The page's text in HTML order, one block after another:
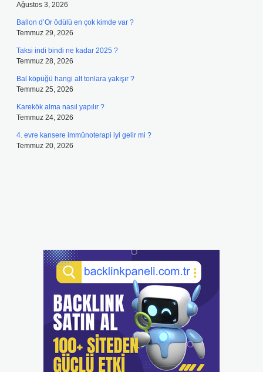
Ağustos 3, 2026
Ballon d’Or ödülü en çok kimde var ?
Temmuz 29, 2026
Taksi indi bindi ne kadar 2025 ?
Temmuz 28, 2026
Bal köpüğü hangi alt tonlara yakışır ?
Temmuz 25, 2026
Karekök alma nasıl yapılır ?
Temmuz 24, 2026
4. evre kansere immünoterapi iyi gelir mi ?
Temmuz 20, 2026